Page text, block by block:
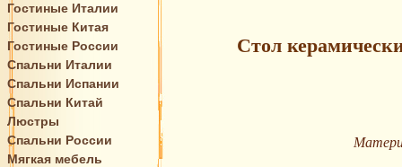
Гостиные Италии
Гостиные Китая
Гостиные России
Спальни Италии
Спальни Испании
Спальни Китай
Люстры
Спальни России
Мягкая мебель
Стол